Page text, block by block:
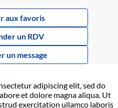
aux favoris
un RDV
un message
adipiscing elit, sed do
et dolore magna aliqua. Ut
exercitation ullamco laboris